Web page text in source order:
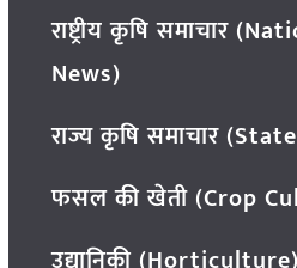
राष्ट्रीय कृषि समाचार
News)
राज्य कृषि समाचार
फसल की खेती (Crop